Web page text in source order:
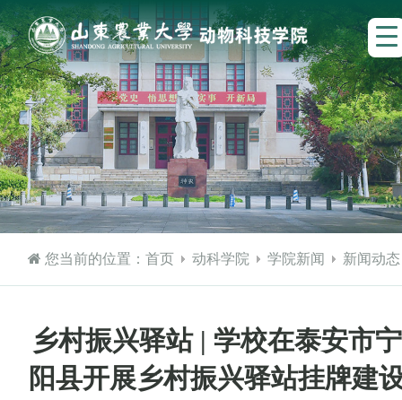
您当前的位置：首页 动科学院 学院新闻 新闻动态
乡村振兴驿站 | 学校在泰安市宁
阳县开展乡村振兴驿站挂牌建